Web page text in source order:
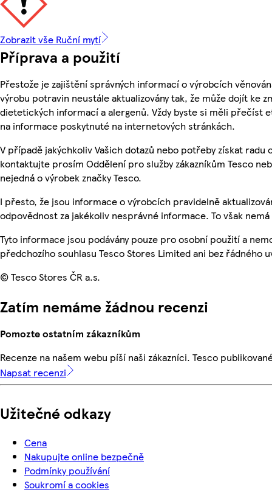
Zobrazit vše Ruční mytí
Příprava a použití
Přestože je zajištění správných informací o výrobcích
výrobu potravin neustále aktualizovány tak, že může dojít ke
dietetických informací a alergenů. Vždy byste si měli přečíst
na informace poskytnuté na internetových stránkách.
V případě jakýchkoliv Vašich dotazů nebo potřeby získat radu
kontaktujte prosím Oddělení pro služby zákazníkům Tesco
nejedná o výrobek značky Tesco.
I přesto, že jsou informace o výrobcích pravidelně
odpovědnost za jakékoliv nesprávné informace. To však
Tyto informace jsou podávány pouze pro osobní použití a
předchozího souhlasu Tesco Stores Limited ani bez řádného
© Tesco Stores ČR a.s.
Zatím nemáme žádnou recenzi
Pomozte ostatním zákazníkům
Recenze na našem webu píší naši zákazníci. Tesco
Napsat recenzi
Užitečné odkazy
Cena
Nakupujte online bezpečně
Podmínky používání
Soukromí a cookies